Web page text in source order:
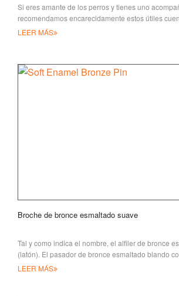
Si eres amante de los perros y tienes uno
recomendamos encarecidamente estos útiles
silicona para perros,
LEER MÁS
Broche de bronce esmaltado suave
Tal y como indica el nombre, el alfiler de bronce
(latón). El pasador de bronce esmaltado blando
estilo bastante popular
LEER MÁS